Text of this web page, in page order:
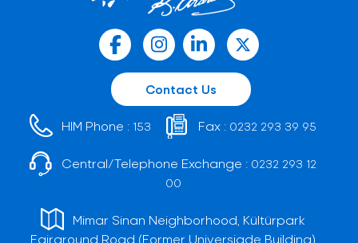
Contact Us
HIM Phone : 153 Fax : 0232 293 39 95
Central/Telephone Exchange : 0232 293 12
00
Mimar Sinan Neighborhood, Kültürpark
Fairground Road (Former Universiade Building)